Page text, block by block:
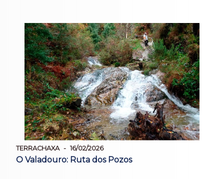
TERRACHAXA 16/02/2026
O Valadouro: Ruta dos Pozos